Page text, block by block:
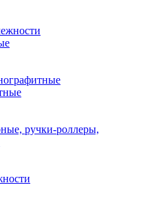
ручки-роллеры,